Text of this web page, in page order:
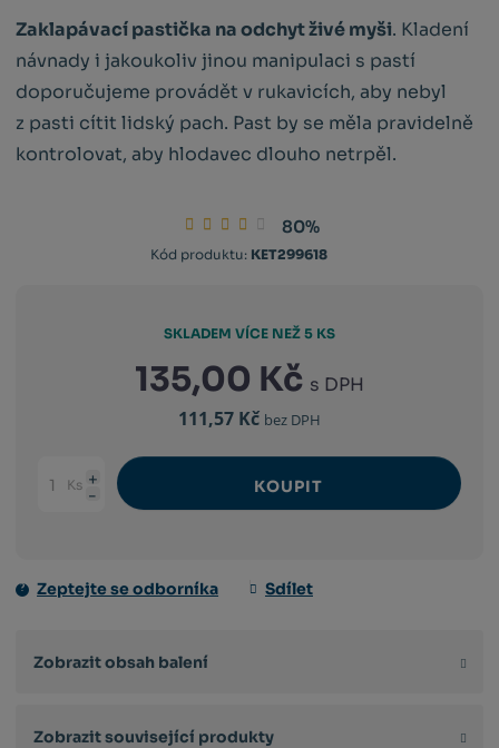
Zaklapávací pastička na odchyt živé myši. Kladení
návnady i jakoukoliv jinou manipulaci s pastí
doporučujeme provádět v rukavicích, aby nebyl
z pasti cítit lidský pach. Past by se měla pravidelně
kontrolovat, aby hlodavec dlouho netrpěl.
80%
Kód produktu: KET299618
135,00 Kč s DPH
111,57 Kč bez DPH
SKLADEM VÍCE NEŽ 5 KS
Změnit
Navýšit
množství
Snížit
Ks KOUPIT
Zeptejte se odborníka Sdílet
Zobrazit obsah balení
Zobrazit související produkty